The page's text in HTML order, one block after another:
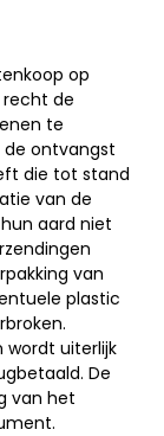
op
de
te
ontvangst
die tot stand
van de
aard niet
van
plastic
wordt uiterlijk
De
van het